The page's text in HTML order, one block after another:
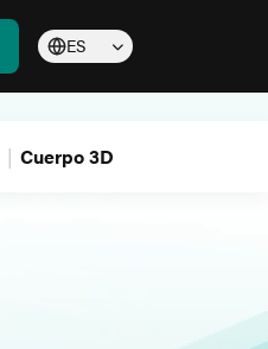
ES
Cuerpo 3D